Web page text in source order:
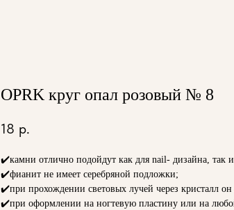
OPRK круг опал розовый № 8
18 р.
✔️камни отлично подойдут как для nail- дизайна, так
✔️фианит не имеет серебряной подложки;
✔️при прохождении световых лучей через кристалл он
✔️при оформлении на ногтевую пластину или на